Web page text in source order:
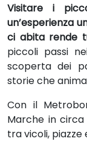
Visitare i
un’esperienza
ci abita rende
piccoli passi
scoperta dei
storie che
Con il
Marche in
tra vicoli,